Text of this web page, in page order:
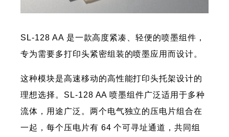
SL-128 AA 是一款高度紧凑、轻便的喷墨组件，
专为需要多打印头紧密组装的喷墨应用而设计。
这种模块是高速移动的高性能打印头托架设计的
理想选择。SL-128 AA 喷墨组件广泛适用于多种
流体，用途广泛。两个电气独立的压电片组合在
一起，每个压电片有 64 个可寻址通道，共同组